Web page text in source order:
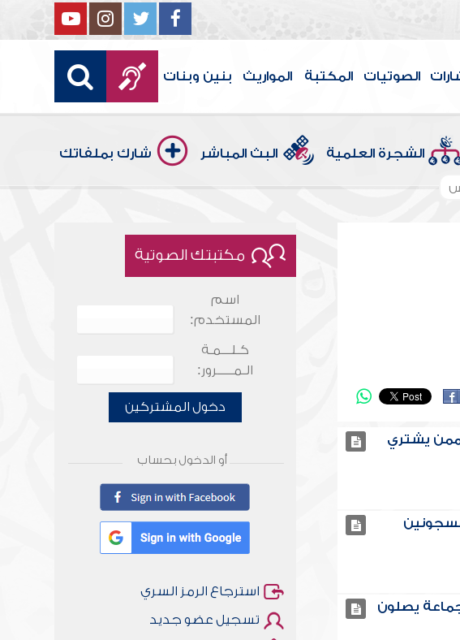
الصوتيات المكتبة المواريث بنين وبنات
الشجرة العلمية البث المباشر شارك بملفاتك
ممن يشتري
يصلون
مكتبتك الصوتية
اسم
المستخدم:
كـلـــمـة
الـمـــــرور:
دخول المشتركين
أو الدخول بحساب
استرجاع الرمز السري
تسجيل عضو جديد